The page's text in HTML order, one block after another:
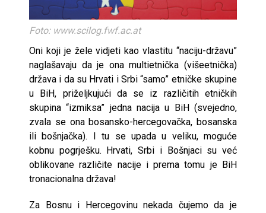
Foto: www.scilog.fwf.ac.at
Oni koji je žele vidjeti kao vlastitu “naciju-državu”
naglašavaju da je ona multietnička (višeetnička)
država i da su Hrvati i Srbi “samo” etničke skupine
u BiH, priželjkujući da se iz različitih etničkih
skupina “izmiksa” jedna nacija u BiH (svejedno,
zvala se ona bosansko-hercegovačka, bosanska
ili bošnjačka). I tu se upada u veliku, moguće
kobnu pogrješku. Hrvati, Srbi i Bošnjaci su već
oblikovane različite nacije i prema tomu je BiH
tronacionalna država!
Za Bosnu i Hercegovinu nekada čujemo da je